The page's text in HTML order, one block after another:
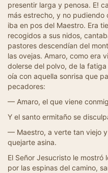
presentir larga y penosa. E!
más estrecho, y no pudiendo
iba en pos del Maestro. Era
recogidos a sus nidos,
pastores descendían del
las ovejas. Amaro, como era
dolerse del polvo, de la
oía con aquella sonrisa que
pecadores:
— Amaro, el que viene
Y el santo ermitaño se
— Maestro, a verte tan viejo
quejarte asina.
El Señor Jesucristo le
por las espinas del camino,